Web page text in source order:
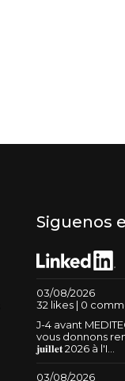
Siguenos
03/08/2026
32 likes | 0
J-4 avant
vous donnons
𝐣𝐮𝐢𝐥𝐥𝐞𝐭 2026 à l'I...
03/08/2026